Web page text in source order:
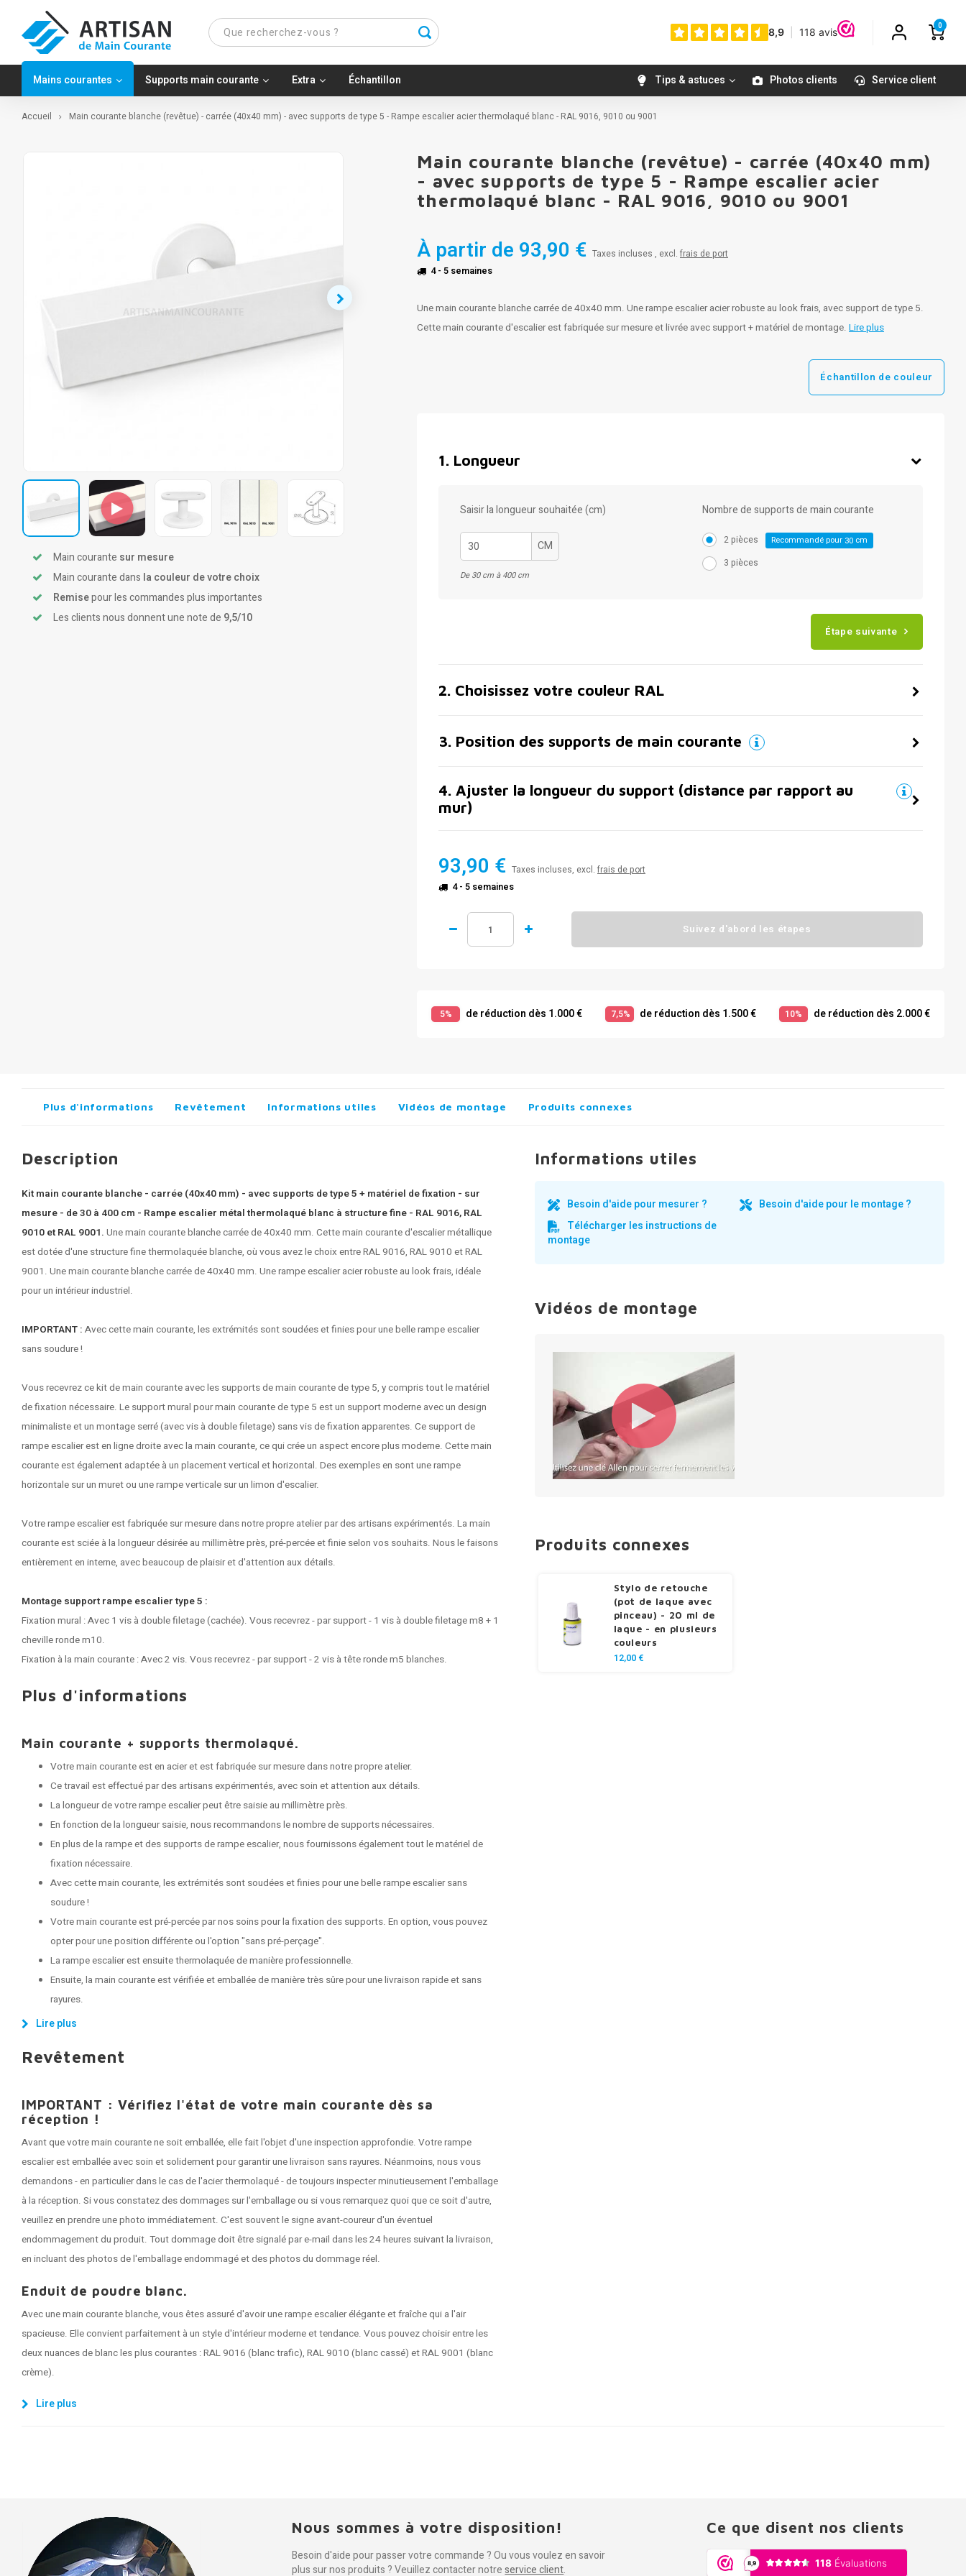
0
Mains courantes Supports main courante Extra Échantillon Tips & astuces Photos clients Service client
Accueil Main courante blanche (revêtue) - carrée (40x40 mm) - avec supports de type 5 - Rampe escalier acier thermolaqué blanc - RAL 9016, 9010 ou 9001
Main courante sur mesure
Main courante dans la couleur de votre choix
Remisepour les commandes plus importantes
Les clients nous donnent une note de 9,5/10
Main courante blanche (revêtue) - carrée (40x40 mm)
- avec supports de type 5 - Rampe escalier acier
thermolaqué blanc - RAL 9016, 9010 ou 9001
À partir de 93,90 € Taxes incluses , excl. frais de port
4 - 5 semaines
Une main courante blanche carrée de 40x40 mm. Une rampe escalier acier robuste au look frais, avec support de type 5.
Cette main courante d'escalier est fabriquée sur mesure et livrée avec support + matériel de montage. Lire plus
Échantillon de couleur
1. Longueur
Saisir la longueur souhaitée (cm)
CM
De 30 cm à 400 cm
Nombre de supports de main courante
2 pièces Recommandé pour 30 cm
3 pièces
Étape suivante
2. Choisissez votre couleur RAL
3. Position des supports de main courante
4. Ajuster la longueur du support (distance par rapport au
mur)
93,90 € Taxes incluses, excl. frais de port
4 - 5 semaines
Suivez d'abord les étapes
5% de réduction dès 1.000 € 7,5% de réduction dès 1.500 € 10% de réduction dès 2.000 €
Plus d'informations Revêtement Informations utiles Vidéos de montage Produits connexes
Description
Kit main courante blanche - carrée (40x40 mm) - avec supports de type 5 + matériel de fixation - sur
mesure - de 30 à 400 cm - Rampe escalier métal thermolaqué blanc à structure fine - RAL 9016, RAL
9010 et RAL 9001. Une main courante blanche carrée de 40x40 mm. Cette main courante d'escalier métallique
est dotée d'une structure fine thermolaquée blanche, où vous avez le choix entre RAL 9016, RAL 9010 et RAL
9001. Une main courante blanche carrée de 40x40 mm. Unerampe escalieracier robuste au look frais, idéale
pour un intérieur industriel.
IMPORTANT : Avec cette main courante, les extrémités sont soudées et finies pour une belle rampe escalier
sans soudure !
Vous recevrez ce kit de main courante avec les supports de main courante de type 5, y compris tout le matériel
de fixation nécessaire. Le support mural pour main courante de type 5 est un support moderne avec un design
minimaliste et un montage serré (avec vis à double filetage) sans vis de fixation apparentes. Ce support de
rampe escalier est en ligne droite avec la main courante, ce qui crée un aspect encore plus moderne. Cette main
courante est également adaptée à un placement vertical et horizontal. Des exemples en sont une rampe
horizontale sur un muret ou une rampe verticale sur un limon d'escalier.
Votre rampe escalier est fabriquée sur mesure dans notre propre atelier par des artisans expérimentés. La main
courante est sciée à la longueur désirée au millimètre près, pré-percée et finie selon vos souhaits. Nous le faisons
entièrement en interne, avec beaucoup de plaisir et d'attention aux détails.
Montage support rampe escalier type 5 :
Fixation mural : Avec 1 vis à double filetage (cachée). Vous recevrez - par support - 1 vis à double filetage m8 + 1
cheville ronde m10.
Fixation à la main courante : Avec 2 vis. Vous recevrez - par support - 2 vis à tête ronde m5 blanches.
Plus d'informations
Main courante + supports thermolaqué.
Votre main courante est en acier et est fabriquée sur mesure dans notre propre atelier.
Ce travail est effectué par des artisans expérimentés, avec soin et attention aux détails.
La longueur de votre rampe escalier peut être saisie au millimètre près.
En fonction de la longueur saisie, nous recommandons le nombre de supports nécessaires.
En plus de la rampe et des supports de rampe escalier, nous fournissons également tout le matériel de
fixation nécessaire.
Avec cette main courante, les extrémités sont soudées et finies pour une belle rampe escalier sans
soudure !
Votre main courante est pré-percée par nos soins pour la fixation des supports. En option, vous pouvez
opter pour une position différente ou l'option "sans pré-perçage".
La rampe escalier est ensuite thermolaquée de manière professionnelle.
Ensuite, la main courante est vérifiée et emballée de manière très sûre pour une livraison rapide et sans
rayures.
Lire plus
Revêtement
IMPORTANT : Vérifiez l'état de votre main courante dès sa
réception !
Avant que votre main courante ne soit emballée, elle fait l'objet d'une inspection approfondie. Votre rampe
escalier est emballée avec soin et solidement pour garantir une livraison sans rayures. Néanmoins, nous vous
demandons - en particulier dans le cas de l'acier thermolaqué - de toujours inspecter minutieusement l'emballage
à la réception. Si vous constatez des dommages sur l'emballage ou si vous remarquez quoi que ce soit d'autre,
veuillez en prendre une photo immédiatement. C'est souvent le signe avant-coureur d'un éventuel
endommagement du produit. Tout dommage doit être signalé par e-mail dans les 24 heures suivant la livraison,
en incluant des photos de l'emballage endommagé et des photos du dommage réel.
Enduit de poudre blanc.
Avec une main courante blanche, vous êtes assuré d'avoir une rampe escalier élégante et fraîche qui a l'air
spacieuse. Elle convient parfaitement à un style d'intérieur moderne et tendance. Vous pouvez choisir entre les
deux nuances de blanc les plus courantes : RAL 9016 (blanc trafic), RAL 9010 (blanc cassé) et RAL 9001 (blanc
crème).
Lire plus
Informations utiles
Besoin d'aide pour mesurer ?
Besoin d'aide pour le montage ?
Télécharger les instructions de
montage
Vidéos de montage
Produits connexes
Stylo de retouche
(pot de laque avec
pinceau) - 20 ml de
laque - en plusieurs
couleurs
12,00 €
Nous sommes à votre disposition!
Besoin d'aide pour passer votre commande ? Ou vous voulez en savoir
plus sur nos produits ? Veuillez contacter notreservice client.
Ce que disent nos clients